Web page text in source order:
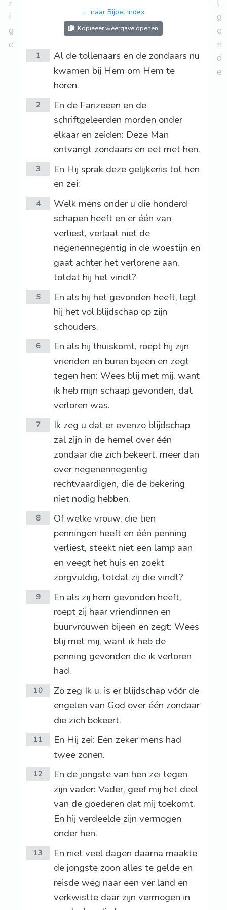
r
i
g
e
← naar Bijbel index
Kopieëer weergave openen
1
Al de tollenaars en de zondaars nu
kwamen bij Hem om Hem te
horen.
2
En de Farizeeën en de
schriftgeleerden morden onder
elkaar en zeiden: Deze Man
ontvangt zondaars en eet met hen.
3
En Hij sprak deze gelijkenis tot hen
en zei:
4
Welk mens onder u die honderd
schapen heeft en er één van
verliest, verlaat niet de
negenennegentig in de woestijn en
gaat achter het verlorene aan,
totdat hij het vindt?
5
En als hij het gevonden heeft, legt
hij het vol blijdschap op zijn
schouders.
6
En als hij thuiskomt, roept hij zijn
vrienden en buren bijeen en zegt
tegen hen: Wees blij met mij, want
ik heb mijn schaap gevonden, dat
verloren was.
7
Ik zeg u dat er evenzo blijdschap
zal zijn in de hemel over één
zondaar die zich bekeert, meer dan
over negenennegentig
rechtvaardigen, die de bekering
niet nodig hebben.
8
Of welke vrouw, die tien
penningen heeft en één penning
verliest, steekt niet een lamp aan
en veegt het huis en zoekt
zorgvuldig, totdat zij die vindt?
9
En als zij hem gevonden heeft,
roept zij haar vriendinnen en
buurvrouwen bijeen en zegt: Wees
blij met mij, want ik heb de
penning gevonden die ik verloren
had.
10
Zo zeg Ik u, is er blijdschap vóór de
engelen van God over één zondaar
die zich bekeert.
11
En Hij zei: Een zeker mens had
twee zonen.
12
En de jongste van hen zei tegen
zijn vader: Vader, geef mij het deel
van de goederen dat mij toekomt.
En hij verdeelde zijn vermogen
onder hen.
13
En niet veel dagen daarna maakte
de jongste zoon alles te gelde en
reisde weg naar een ver land en
verkwistte daar zijn vermogen in
l
g
e
n
d
e